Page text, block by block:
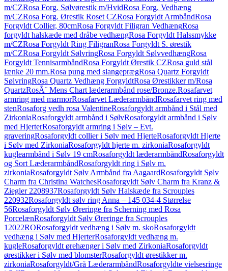
m/CZRosa Forg. Sølvørestik m/HvidRosa Forg. Vedhæng
m/CZRosa Forg. Ørestik Roset CZRosa Forgyldt ArmbåndRosa
Forgyldt Collier, 80cmRosa Forgyldt Filigran VedhængRosa
forgyldt halskæde med dråbe vedhængRosa Forgyldt Halssmykke
m/CZRosa Forgyldt Ring FiligranRosa Forgyldt S. ørestik
m/CZRosa Forgyldt SølvringRosa Forgyldt SølvvedhængRosa
Forgyldt TennisarmbåndRosa Forgyldt Ørestik CZRosa guld stål
lænke 20 mm.Rosa pung med slangeprægRosa Quartz Forgyldt
SølvringRosa Quartz Vedhæng ForgyldtRosa Ørestikker m/Rosa
QuartzRosÃ¨ Mens Chart læderarmbånd rose/Bronze.Rosafarvet
armring med marmorRosafarvet LæderarmbåndRosafarvet ring med
stenRosaforg vedh rosa ValentineRosaforgyldt armbånd i Stål med
ZirkoniaRosaforgyldt armbånd i SølvRosaforgyldt armbånd i Sølv
med HjerterRosaforgyldt armring i Sølv – Evt.
graveringRosaforgyldt collier i Sølv med HjerteRosaforgyldt Hjerte
i Sølv med ZirkoniaRosaforgyldt hjerte m. zirkoniaRosaforgyldt
kuglearmbånd i Sølv 19 cmRosaforgyldt læderarmbåndRosaforgyldt
og Sort LæderarmbåndRosaforgyldt ring i Sølv m.
zirkoniaRosaforgyldt Sølv Armbånd fra AagaardRosaforgyldt Sølv
Charm fra Christina WatchesRosaforgyldt Sølv Charm fra Kranz &
Ziegler 2208937Rosaforgyldt Sølv Halskæde fra Scrouples
220932Rosaforgyldt sølv ring Anna – 145 034-4 Størrelse
56Rosaforgyldt Sølv Øreringe fra Scherning med Rosa
PorcelænRosaforgyldt Sølv Øreringe fra Scrouples
12022RORosaforgyldt vedhæng i Sølv m. skoRosaforgyldt
vedhæng i Sølv med HjerterRosaforgyldt vedhæng m.
kugleRosaforgyldt ørehænger i Sølv med ZirkoniaRosaforgyldt
ørestikker i Sølv med blomsterRosaforgyldt ørestikker m.
zirkoniaRosaforgyldt/Grå LæderarmbåndRosaforgyldte vielsesringe